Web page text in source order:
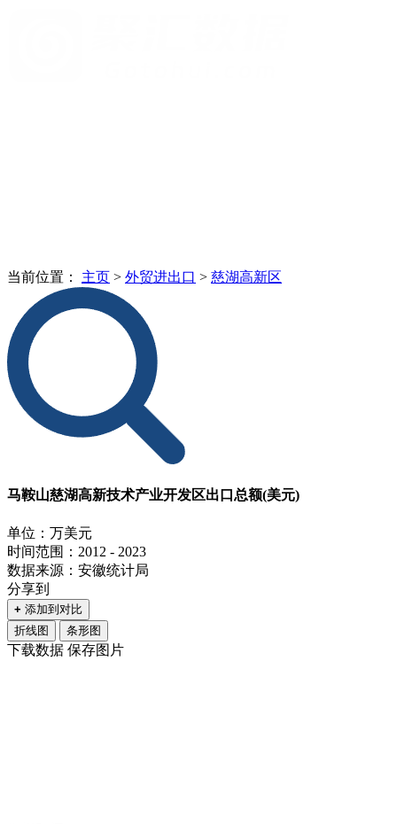
当前位置： 主页 > 外贸进出口 > 慈湖高新区
马鞍山慈湖高新技术产业开发区出口总额(美元)
单位：万美元
时间范围：2012 - 2023
数据来源：安徽统计局
分享到
+ 添加到对比
折线图
条形图
下载数据 保存图片